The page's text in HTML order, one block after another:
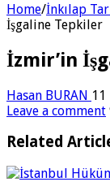
Home/İnkılap
İşgaline Tepkiler
İzmir’in
Hasan BURAN 11
Leave a comment
Related